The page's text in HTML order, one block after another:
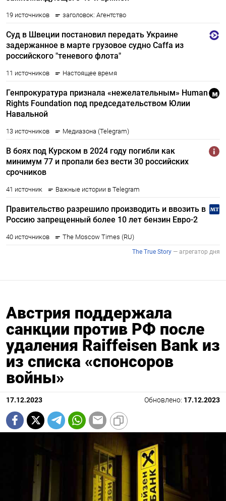
Австрия поддержала
санкции против РФ после
удаления Raiffeisen Bank из
из списка «спонсоров
войны»
17.12.2023 Обновлено: 17.12.2023